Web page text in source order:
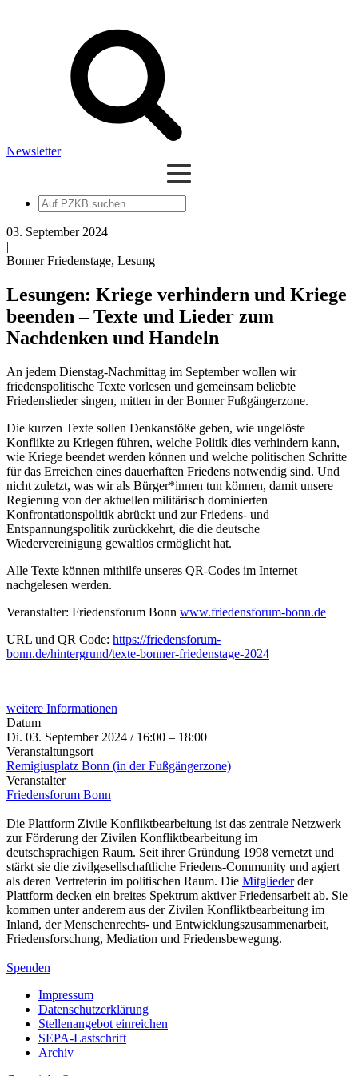
Newsletter
Auf
PZKB
suchen
03. September 2024
|
Bonner Friedenstage, Lesung
Lesungen: Kriege verhindern und Kriege
beenden – Texte und Lieder zum
Nachdenken und Handeln
An jedem Dienstag-Nachmittag im September wollen wir
friedenspolitische Texte vorlesen und gemeinsam beliebte
Friedenslieder singen, mitten in der Bonner Fußgängerzone.
Die kurzen Texte sollen Denkanstöße geben, wie ungelöste
Konflikte zu Kriegen führen, welche Politik dies verhindern kann,
wie Kriege beendet werden können und welche politischen Schritte
für das Erreichen eines dauerhaften Friedens notwendig sind. Und
nicht zuletzt, was wir als Bürger*innen tun können, damit unsere
Regierung von der aktuellen militärisch dominierten
Konfrontationspolitik abrückt und zur Friedens- und
Entspannungspolitik zurückkehrt, die die deutsche
Wiedervereinigung gewaltlos ermöglicht hat.
Alle Texte können mithilfe unseres QR-Codes im Internet
nachgelesen werden.
Veranstalter: Friedensforum Bonn www.friedensforum-bonn.de
URL und QR Code: https://friedensforum-
bonn.de/hintergrund/texte-bonner-friedenstage-2024
weitere Informationen
Datum
Di. 03. September 2024 / 16:00 – 18:00
Veranstaltungsort
Remigiusplatz Bonn (in der Fußgängerzone)
Veranstalter
Friedensforum Bonn
Die Plattform Zivile Konfliktbearbeitung ist das zentrale Netzwerk
zur Förderung der Zivilen Konfliktbearbeitung im
deutschsprachigen Raum. Seit ihrer Gründung 1998 vernetzt und
stärkt sie die zivilgesellschaftliche Friedens-Community und agiert
als deren Vertreterin im politischen Raum. Die Mitgliederder
Plattform decken ein breites Spektrum aktiver Friedensarbeit ab. Sie
kommen unter anderem aus der Zivilen Konfliktbearbeitung im
Inland, der Menschenrechts- und Entwicklungszusammenarbeit,
Friedensforschung, Mediation und Friedensbewegung.
Spenden
Impressum
Datenschutzerklärung
Stellenangebot einreichen
SEPA-Lastschrift
Archiv